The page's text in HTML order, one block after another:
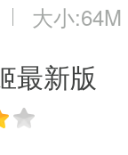
大小:64M
最新版